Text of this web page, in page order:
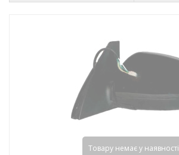
Товару немає у наявності